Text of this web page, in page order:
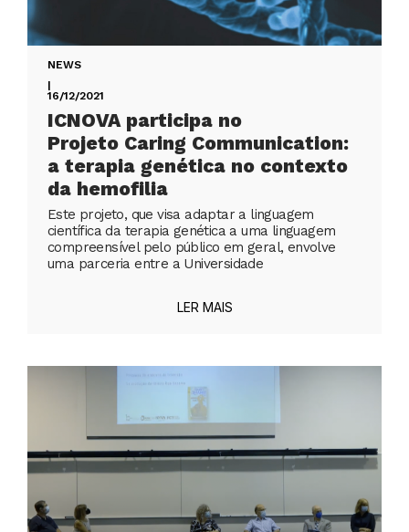
NEWS
|
16/12/2021
ICNOVA participa no
Projeto Caring Communication:
a terapia genética no contexto
da hemofilia
Este projeto, que visa adaptar a linguagem
científica da terapia genética a uma linguagem
compreensível pelo público em geral, envolve
uma parceria entre a Universidade
LER MAIS